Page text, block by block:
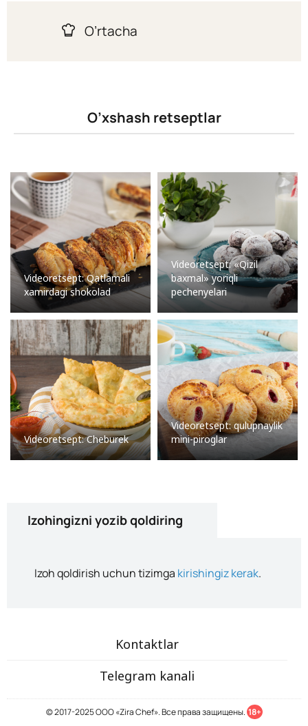
O’rtacha
O’xshash retseptlar
Videoretsept: Qatlamali
xamirdagi shokolad
Videoretsept: «Qizil
baxmal» yoriqli
pechenyelari
Videoretsept: Cheburek
Videoretsept: qulupnaylik
mini-piroglar
Izohingizni yozib qoldiring
Izoh qoldirish uchun tizimga kirishingiz kerak.
Kontaktlar
Telegram kanali
© 2017-2025 ООО «Zira Chef». Все права защищены. 18+